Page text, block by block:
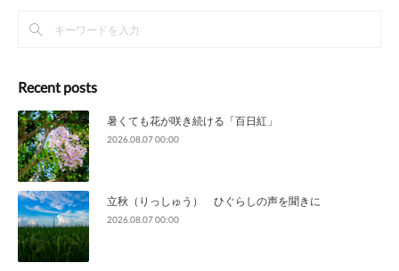
Recent posts
暑くても花が咲き続ける「百日紅」
2026.08.07 00:00
立秋（りっしゅう） ひぐらしの声を聞きに
2026.08.07 00:00